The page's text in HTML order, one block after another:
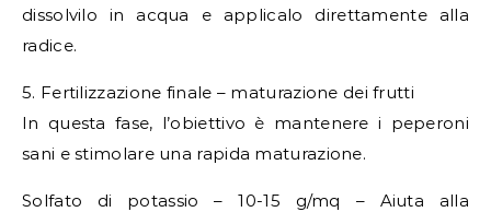
dissolvilo in acqua e applicalo direttamente alla
radice.
5. Fertilizzazione finale – maturazione dei frutti
In questa fase, l’obiettivo è mantenere i peperoni
sani e stimolare una rapida maturazione.
Solfato di potassio – 10-15 g/mq – Aiuta alla